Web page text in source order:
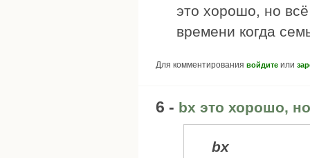
это хорошо, но
времени когда
Для комментирования войдите или
6 - bx это хорошо,
bx